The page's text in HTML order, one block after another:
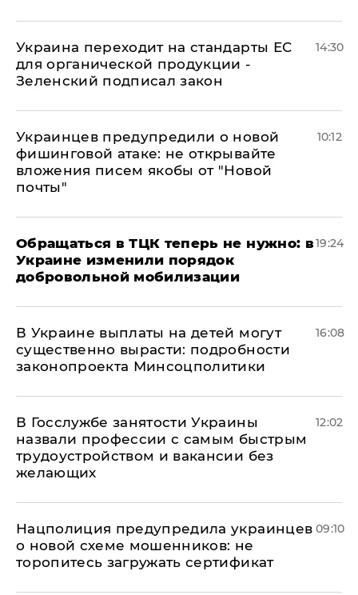
Украина переходит на стандарты ЕС
для органической продукции -
Зеленский подписал закон
14:30
Украинцев предупредили о новой
фишинговой атаке: не открывайте
вложения писем якобы от "Новой
почты"
10:12
Обращаться в ТЦК теперь не нужно: в
Украине изменили порядок
добровольной мобилизации
19:24
В Украине выплаты на детей могут
существенно вырасти: подробности
законопроекта Минсоцполитики
16:08
В Госслужбе занятости Украины
назвали профессии с самым быстрым
трудоустройством и вакансии без
желающих
12:02
Нацполиция предупредила украинцев
о новой схеме мошенников: не
торопитесь загружать сертификат
09:10